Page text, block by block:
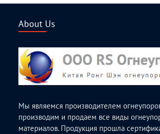
About Us
Мы являемся производителем
производим и продаем все виды
материалов. Продукция прошла